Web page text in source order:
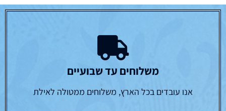
משלוחים עד שבועיים
אנו עובדים בכל הארץ, משלוחים ממטולה לאילת